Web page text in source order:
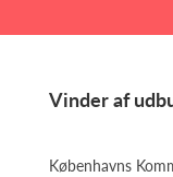
Vinder af
Københavns